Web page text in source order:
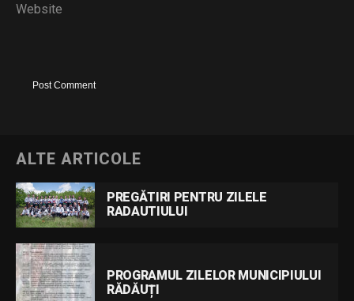
Website
ALTE ARTICOLE
PREGĂTIRI PENTRU ZILELE
RADAUTIULUI
PROGRAMUL ZILELOR MUNICIPIULUI
RĂDĂUȚI